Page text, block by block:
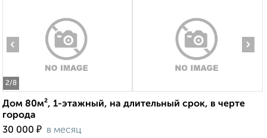
2/8
‹ ›
Дом 80м², 1-этажный, на длительный срок, в черте
города
30 000 ₽ в месяц